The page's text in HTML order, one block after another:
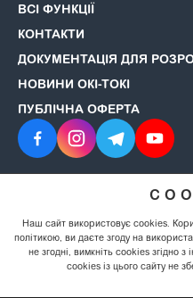
ВСІ ФУНКЦІЇ
КОНТАКТИ
ДОКУМЕНТАЦІЯ ДЛЯ
НОВИНИ ОКІ-ТОКІ
ПУБЛІЧНА ОФЕРТА
© 2008–2026 ОКІ-ТОКІ. Всі
конфіденційності
Наш сайт використовує cookies.
політикою, ви даєте згоду на
не згодні, вимкніть cookies згідно
cookies із цього сайту не